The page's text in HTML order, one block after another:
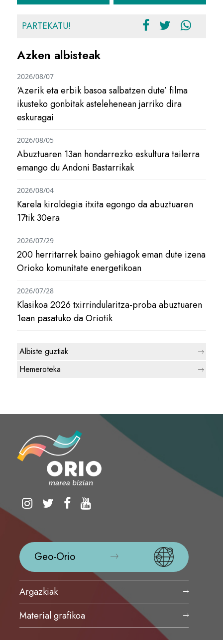
PARTEKATU!
Azken albisteak
‘Azerik eta erbik basoa salbatzen dute’ filma
ikusteko gonbitak astelehenean jarriko dira
eskuragai
2026/08/07
Abuztuaren 13an hondarrezko eskultura tailerra
emango du Andoni Bastarrikak
2026/08/05
Karela kiroldegia itxita egongo da abuztuaren
17tik 30era
2026/08/04
200 herritarrek baino gehiagok eman dute izena
Orioko komunitate energetikoan
2026/07/29
Klasikoa 2026 txirrindularitza-proba abuztuaren
1ean pasatuko da Oriotik
2026/07/28
Albiste guztiak
Hemeroteka
Geo-Orio
Argazkiak
Material grafikoa